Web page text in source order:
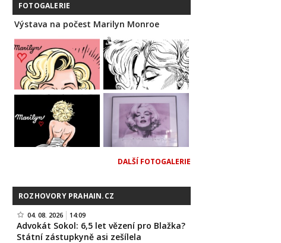
FOTOGALERIE
Výstava na počest Marilyn Monroe
DALŠÍ FOTOGALERIE
ROZHOVORY PRAHAIN.CZ
04. 08. 2026 14:09
Advokát Sokol: 6,5 let vězení pro Blažka?
Státní zástupkyně asi zešílela